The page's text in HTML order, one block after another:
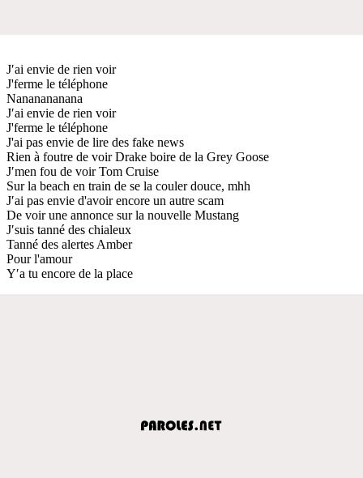
J′ai envie de rien voir
J'ferme le téléphone
Nananananana
J′ai envie de rien voir
J'ferme le téléphone
J'ai pas envie de lire des fake news
Rien à foutre de voir Drake boire de la Grey Goose
J′men fou de voir Tom Cruise
Sur la beach en train de se la couler douce, mhh
J′ai pas envie d'avoir encore un autre scam
De voir une annonce sur la nouvelle Mustang
J′suis tanné des chialeux
Tanné des alertes Amber
Pour l'amour
Y′a tu encore de la place